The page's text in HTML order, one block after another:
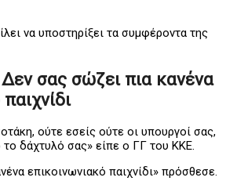
να υποστηρίξει τα συμφέροντα της
σας σώζει πια κανένα
ούτε εσείς ούτε οι υπουργοί σας,
δάχτυλό σας» είπε ο ΓΓ του ΚΚΕ.
επικοινωνιακό παιχνίδι» πρόσθεσε.